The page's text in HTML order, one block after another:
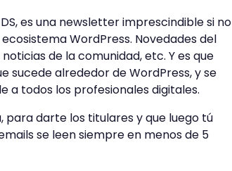
es una newsletter imprescindible si no
WordPress. Novedades del
de la comunidad, etc. Y es que
sucede alrededor de WordPress, y se
a todos los profesionales digitales.
darte los titulares y que luego tú
se leen siempre en menos de 5